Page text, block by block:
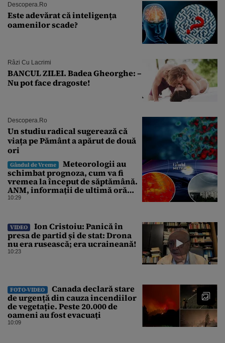
Descopera.ro
Este adevărat că inteligența
oamenilor scade?
Râzi Cu Lacrimi
BANCUL ZILEI. Badea Gheorghe: –
Nu pot face dragoste!
Descopera.ro
Un studiu radical sugerează că
viața pe Pământ a apărut de două
ori
Gândul de Vreme
Meteorologii au
schimbat prognoza, cum va fi
vremea la început de săptămână.
ANM, informații de ultimă oră
pentru Gândul
10:29
VIDEO
Ion Cristoiu: Panică în
presa de partid și de stat: Drona
nu era rusească; era ucraineană!
10:23
FOTO-VIDEO
Canada declară stare
de urgență din cauza incendiilor
de vegetație. Peste 20.000 de
oameni au fost evacuați
10:09